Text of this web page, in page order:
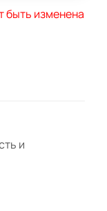
быть изменена
и